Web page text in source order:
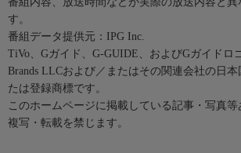
す。
番組データ提供元：IPG Inc.
TiVo、Gガイド、G-GUIDE、およびGガイドロ
Brands LLCおよび／またはその関連会社の日
たは登録商標です。
このホームページに掲載している記事・写真
複写・転載を禁じます。